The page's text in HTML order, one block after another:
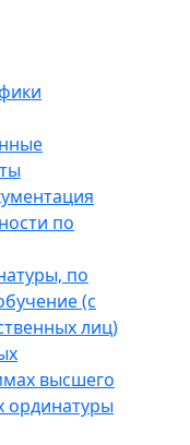
по
по
(с
лиц)
высшего
ординатуры